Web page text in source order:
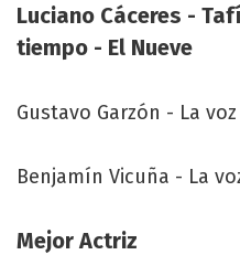
Luciano Cáceres -
tiempo - El Nueve
Gustavo Garzón - La
Benjamín Vicuña - La
Mejor Actriz